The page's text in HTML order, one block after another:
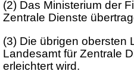
(2) Das Ministerium der
Zentrale Dienste
(3) Die übrigen obersten
Landesamt für Zentrale
erleichtert wird.